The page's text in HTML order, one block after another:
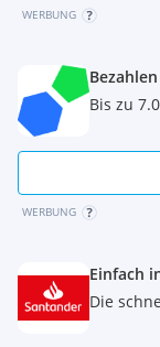
WERBUNG
Bis zu
WERBUNG
Einfach
Die